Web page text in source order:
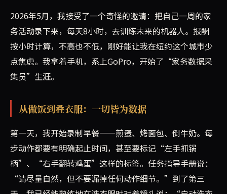
作者接受了一项实验：将一周的家务活动全程录制，作为
2026年5月，我接受了一个奇怪的邀请：把自己一周的家
务活动录下来，每天8小时，去训练未来的机器人。报酬
按小时计算，不高也不低，刚好能让我在纽约这个城市少
点焦虑。我拿着手机，系上GoPro，开始了“家务数据采
集员”生涯。
从做饭到叠衣服：一切皆为数据
第一天，我开始录制早餐——煎蛋、烤面包、倒牛奶。每
步动作都要有明确起止时间，甚至要标记“左手抓锅
柄”、“右手翻转鸡蛋”这样的标签。任务指导手册说：
“请尽量自然，但不要漏掉任何动作细节。”到了第三